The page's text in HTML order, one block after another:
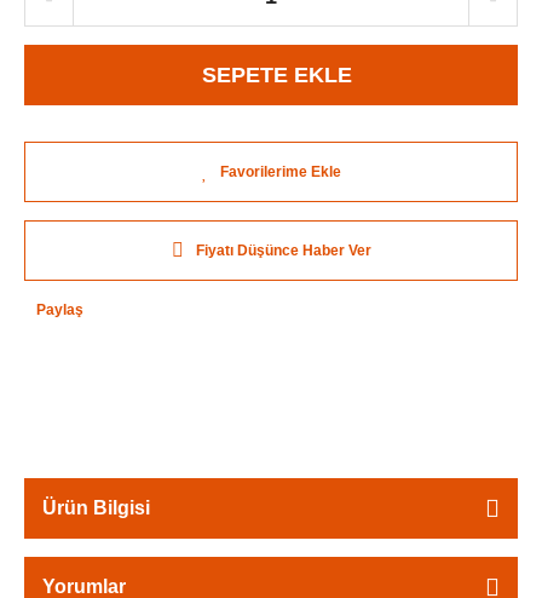
SEPETE EKLE
Fiyatı Düşünce Haber Ver
Paylaş
Ürün Bilgisi
Yorumlar